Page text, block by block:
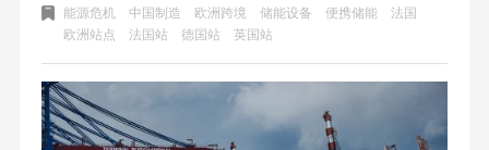
的需求也在快速增长。中国化学与物理电源行业协会储能应
用分会的秘书长刘勇表示，欧洲的户用储能一直处于快速发
展的阶段，中国产的户用储能设备在欧洲跨境市场的占比比
较高，上下游联动完备，对市场需求反应速度快，定向开发
产品周期短，价格上也有一定优势。
能源危机
中国制造 欧洲跨境 储能设备 便携储能
法国
欧洲站点
法国站 德国站 英国站